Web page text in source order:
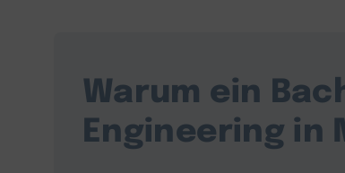
Warum ein
Engineering in